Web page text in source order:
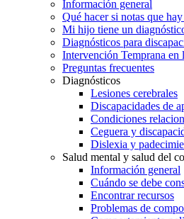
Información general
Qué hacer si notas que
Mi hijo tiene un
Diagnósticos para
Intervención Temprana
Preguntas frecuentes
Diagnósticos
Lesiones cerebrales
Discapacidades de
Condiciones
Ceguera y
Dislexia y
Salud mental y salud del
Información general
Cuándo se debe
Encontrar recursos
Problemas de